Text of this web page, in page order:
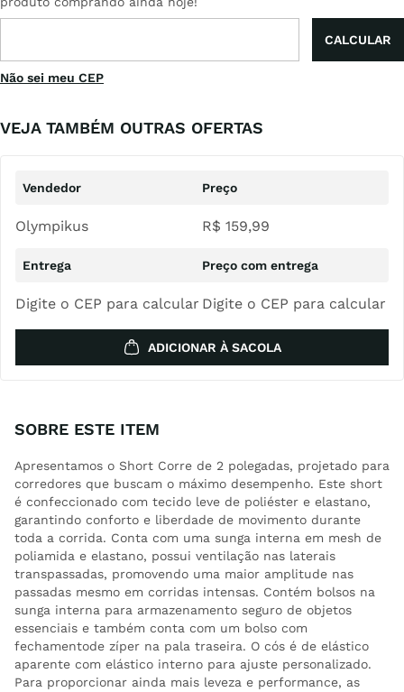
Não sei meu CEP
VEJA TAMBÉM OUTRAS OFERTAS
Olympikus R$ 159,99
Digite o CEP para calcular Digite o CEP para calcular
ADICIONAR À SACOLA
SOBRE ESTE ITEM
Apresentamos o Short Corre de 2 polegadas, projetado para
corredores que buscam o máximo desempenho. Este short
é confeccionado com tecido leve de poliéster e elastano,
garantindo conforto e liberdade de movimento durante
toda a corrida. Conta com uma sunga interna em mesh de
poliamida e elastano, possui ventilação nas laterais
transpassadas, promovendo uma maior amplitude nas
passadas mesmo em corridas intensas. Contém bolsos na
sunga interna para armazenamento seguro de objetos
essenciais e também conta com um bolso com
fechamentode zíper na pala traseira. O cós é de elástico
aparente com elástico interno para ajuste personalizado.
Para proporcionar ainda mais leveza e performance, as